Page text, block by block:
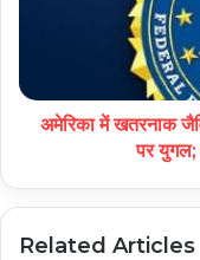
अमेरिका में खतरनाक
पर
Related Articles